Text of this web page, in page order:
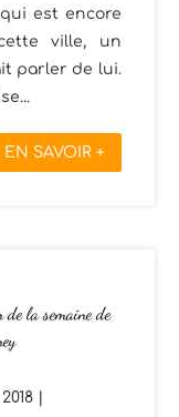
est encore
ville, un
parler de lui.
EN SAVOIR +
la semaine de